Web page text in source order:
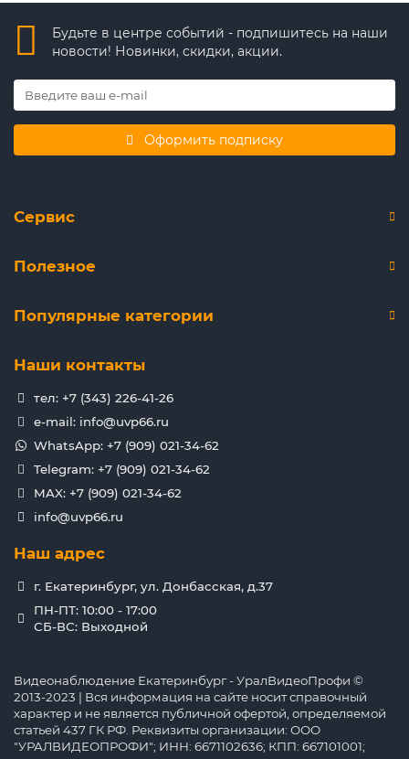
Будьте в центре событий - подпишитесь на наши
новости! Новинки, скидки, акции.
Оформить подписку
Сервис
Полезное
Популярные категории
Наши контакты
тел: +7 (343) 226-41-26
e-mail: info@uvp66.ru
WhatsApp: +7 (909) 021-34-62
Telegram: +7 (909) 021-34-62
MAX: +7 (909) 021-34-62
info@uvp66.ru
Наш адрес
г. Екатеринбург, ул. Донбасская, д.37
ПН-ПТ: 10:00 - 17:00
СБ-ВС: Выходной
Видеонаблюдение Екатеринбург - УралВидеоПрофи ©
2013-2023 | Вся информация на сайте носит справочный
характер и не является публичной офертой, определяемой
статьей 437 ГК РФ. Реквизиты организации: ООО
"УРАЛВИДЕОПРОФИ"; ИНН: 6671102636; КПП: 667101001;